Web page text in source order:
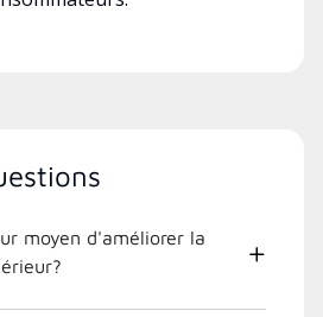
moyen d'améliorer la